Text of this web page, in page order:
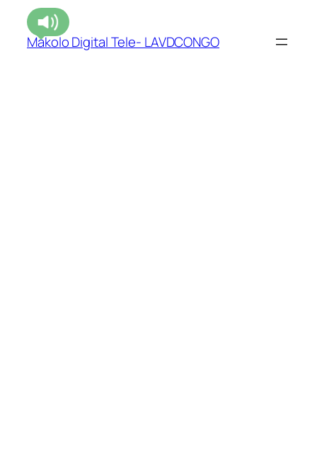
Makolo Digital Tele- LAVDCONGO